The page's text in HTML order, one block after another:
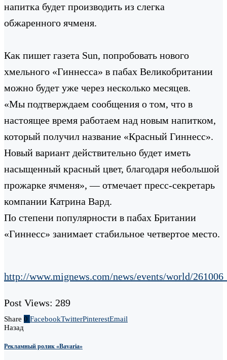
напитка будет производить из слегка
обжаренного ячменя.
Как пишет газета Sun, попробовать нового
хмельного «Гиннесса» в пабах Великобритании
можно будет уже через несколько месяцев.
«Мы подтверждаем сообщения о том, что в
настоящее время работаем над новым напитком,
который получил название «Красный Гиннесс».
Новый вариант действительно будет иметь
насыщенный красный цвет, благодаря небольшой
прожарке ячменя», — отмечает пресс-секретарь
компании Катрина Вард.
По степени популярности в пабах Британии
«Гиннесс» занимает стабильное четвертое место.
http://www.mignews.com/news/events/world/
Post Views: 289
Share 0 FacebookTwitterPinterestEmail
Назад
Рекламный ролик «Bavaria»